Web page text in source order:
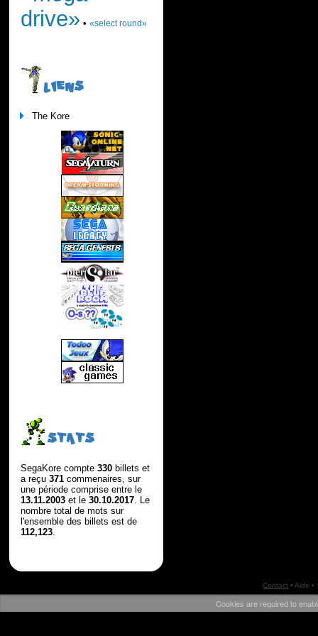
drive» • «select round»
LIENS
The Kore
STATS
SegaKore compte 330billets et
a reçu 371commenaires, sur
une période comprise entre le
13.11.2003et le 30.10.2017. Le
nombre total de mots sur
l'ensemble des billets est de
112,123.
Contact •Aide •
Cookies are required to